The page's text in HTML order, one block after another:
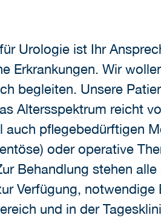
Urologie ist Ihr
Erkrankungen. Wir
begleiten. Unsere
Altersspektrum reicht
auch pflegebedürftigen
oder operative
Behandlung stehen
Verfügung,
und in der